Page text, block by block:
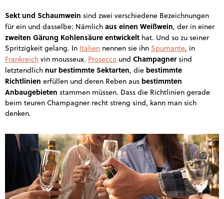
Sekt und Schaumwein sind zwei verschiedene Bezeichnungen
für ein und dasselbe: Nämlich aus einen Weißwein, der in einer
zweiten Gärung Kohlensäure entwickelt hat. Und so zu seiner
Spritzigkeit gelang. In Italien nennen sie ihn Spumante, in
Frankreich vin mousseux. Prosecco und Champagnersind
letztendlich nur bestimmte Sektarten, die bestimmte
Richtlinien erfüllen und deren Reben aus bestimmten
Anbaugebieten stammen müssen. Dass die Richtlinien gerade
beim teuren Champagner recht streng sind, kann man sich
denken.